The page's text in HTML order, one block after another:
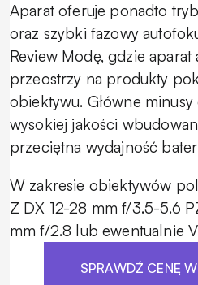
Aparat oferuje ponadto
oraz szybki fazowy
Review Modę, gdzie aparat
przeostrzy na produkty
obiektywu. Główne
wysokiej jakości
przeciętna wydajność
W zakresie obiektywów
Z DX 12-28 mm f/3.5-5.6
mm f/2.8 lub ewentualnie
SPRAWDŹ CENĘ